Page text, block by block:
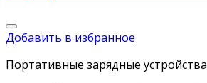
Добавить в избранное
Портативные зарядные устройства